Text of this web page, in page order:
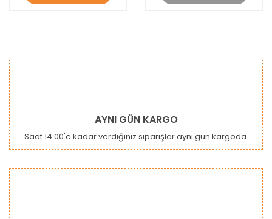
AYNI GÜN KARGO
Saat 14:00'e kadar verdiğiniz siparişler aynı gün kargoda.